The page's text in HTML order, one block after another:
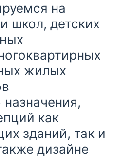
на
школ, детских
жилых
как
зданий, так и
дизайне